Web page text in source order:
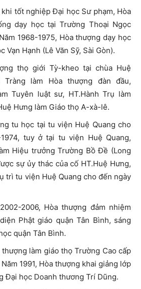
khi tốt nghiệp Đại học Sư phạm, Hòa
dạy học tại Trường Thoại Ngọc
1968-1975, Hòa thượng dạy học
Vạn Hạnh (Lê Văn Sỹ, Sài Gòn).
thọ giới Tỳ-kheo tại chùa Huệ
Tràng làm Hòa thượng đàn đầu,
Tuyên luật sư, HT.Hành Trụ làm
Hưng làm Giáo thọ A-xà-lê.
tu học tại tu viện Huệ Quang cho
tuy ở tại tu viện Huệ Quang,
Hiệu trưởng Trường Bồ Đề (Long
sự ủy thác của cố HT.Huệ Hưng,
trì tu viện Huệ Quang cho đến ngày
2006, Hòa thượng đảm nhiệm
Phật giáo quận Tân Bình, sáng
quận Tân Bình.
thượng làm giáo thọ Trường Cao cấp
1991, Hòa thượng khai giảng lớp
Đại học Doanh thương Trí Dũng.